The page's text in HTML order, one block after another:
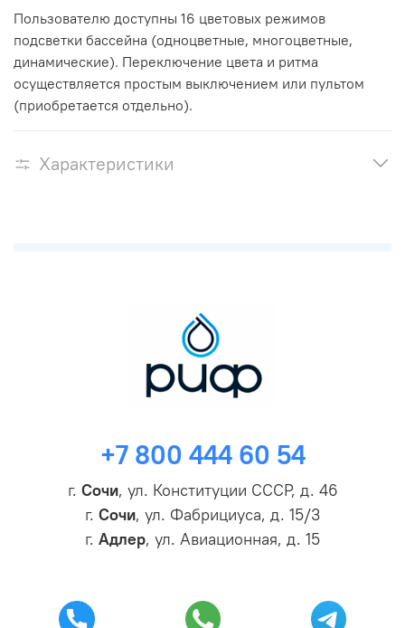
Пользователю доступны 16 цветовых режимов
подсветки бассейна (одноцветные, многоцветные,
динамические). Переключение цвета и ритма
осуществляется простым выключением или пультом
(приобретается отдельно).
Характеристики
+7 800 444 60 54
г. Сочи, ул. Конституции СССР, д. 46
г. Сочи, ул. Фабрициуса, д. 15/3
г. Адлер, ул. Авиационная, д. 15